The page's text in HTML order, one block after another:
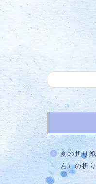
夏の折り
ん）の折